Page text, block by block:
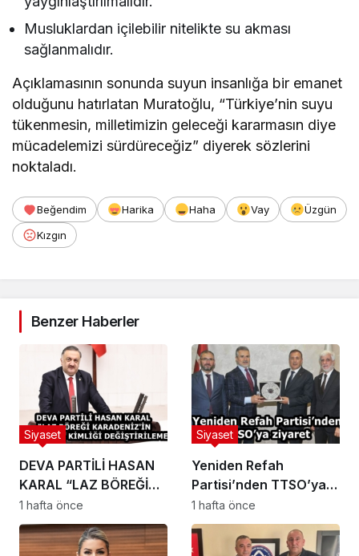
Musluklardan içilebilir nitelikte su akması
sağlanmalıdır.
Açıklamasının sonunda suyun insanlığa bir emanet
olduğunu hatırlatan Muratoğlu, “Türkiye’nin suyu
tükenmesin, milletimizin geleceği kararmasın diye
mücadelemizi sürdüreceğiz” diyerek sözlerini
noktaladı.
Beğendim Harika Haha Vay
Üzgün
Kızgın
Benzer Haberler
DEVA PARTİLİ HASAN
KARAL “LAZ BÖREĞİ
KARADENİZ’İN
HAFIZASIDIR, KİMLİĞİ
DEĞİŞTİRİLEMEZ”
Siyaset
1 hafta önce
Yeniden Refah
Partisi’nden TTSO’ya
ziyaret
Siyaset
1 hafta önce